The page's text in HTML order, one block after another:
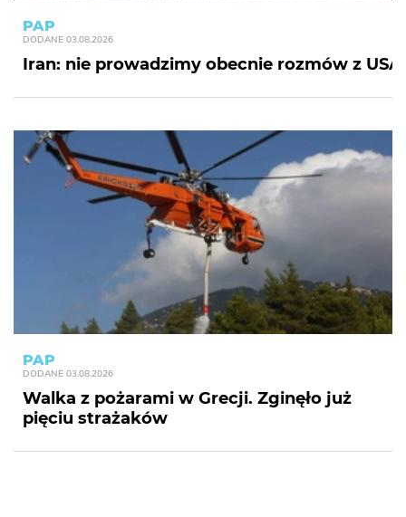
PAP
DODANE 03.08.2026
Iran: nie prowadzimy obecnie rozmów z USA
PAP
DODANE 03.08.2026
Walka z pożarami w Grecji. Zginęło już
pięciu strażaków